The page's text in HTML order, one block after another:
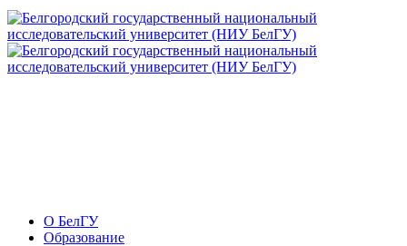
О БелГУ
Образование